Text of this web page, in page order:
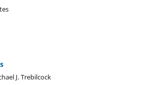
J. Trebilcock